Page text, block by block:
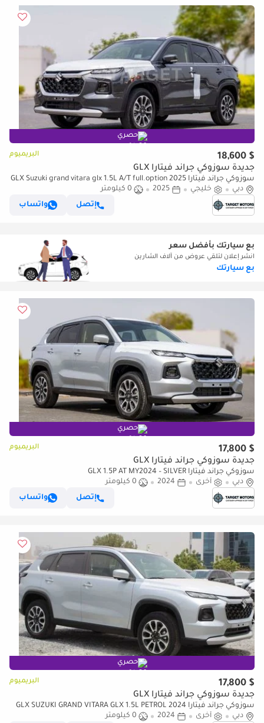
حصري
$ 18,600 البريميوم
جديدة سوزوكي جراند فيتارا GLX
سوزوكي جراند فيتارا GLX Suzuki grand vitara glx 1.5L A/T full.option 2025
دبي
خليجي 2025
0 كيلومتر
إتصل
واتساب
بع سيارتك بأفضل سعر
انشر إعلان لتلقي عروض من آلاف الشارين
بع سيارتك
حصري
$ 17,800 البريميوم
جديدة سوزوكي جراند فيتارا GLX
سوزوكي جراند فيتارا GLX 1.5P AT MY2024 – SILVER
دبي
أخرى 2024
0 كيلومتر
إتصل
واتساب
حصري
$ 17,800 البريميوم
جديدة سوزوكي جراند فيتارا GLX
سوزوكي جراند فيتارا GLX SUZUKI GRAND VITARA GLX 1.5L PETROL 2024
دبي
أخرى 2024
0 كيلومتر